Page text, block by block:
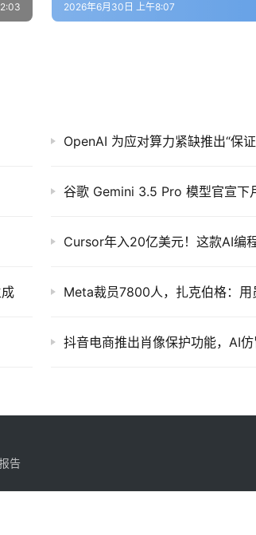
2026年6月30日 上午8:07
谷歌 Gemini 3.5 Pro 模型官宣下
Cursor年入20亿美元！这款AI编
Meta裁员7800人，扎克伯格：
抖音电商推出肖像保护功能，AI
告